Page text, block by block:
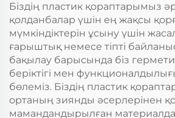
Біздің пластик қораптарымыз
қолданбалар үшін ең жақсы
мүмкіндіктерін ұсыну үшін
ғарыштық немесе тіпті
бақылау барысында біз
беріктігі мен
бөлеміз. Біздің пластик
ортаның зиянды әсерлерінен
мамандандырылған